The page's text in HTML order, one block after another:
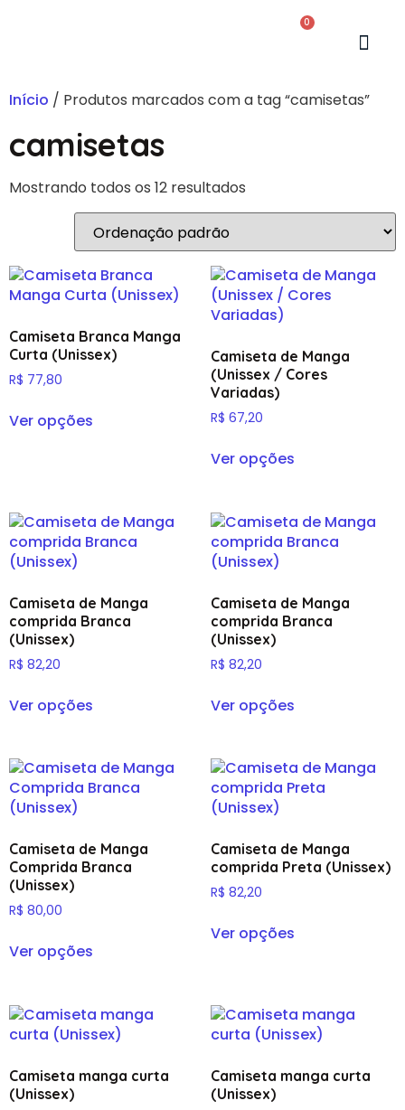
0
Início / Produtos marcados com a tag “camisetas”
camisetas
Mostrando todos os 12 resultados
Camiseta Branca Manga
Curta (Unissex)
R$ 77,80
Ver opções
Camiseta de Manga
(Unissex / Cores
Variadas)
R$ 67,20
Ver opções
Camiseta de Manga
comprida Branca
(Unissex)
R$ 82,20
Ver opções
Camiseta de Manga
comprida Branca
(Unissex)
R$ 82,20
Ver opções
Camiseta de Manga
Comprida Branca
(Unissex)
R$ 80,00
Ver opções
Camiseta de Manga
comprida Preta (Unissex)
R$ 82,20
Ver opções
Camiseta manga curta
(Unissex)
Camiseta manga curta
(Unissex)